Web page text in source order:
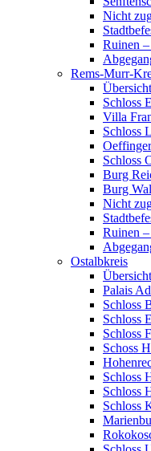
Nicht
Ruinen
Rems-Murr-
Schloss
Villa
Schloss
Schloss
Burg
Burg
Nicht
Ruinen
Ostalbkreis
Palais
Schloss
Schloss
Schloss
Schoss
Schloss
Schloss
Schloss